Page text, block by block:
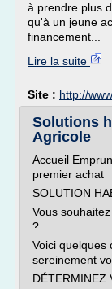
à prendre plus
qu'à un jeune
financement...
Lire la suite
Site : http://
Solutions
Agricole
Accueil
premier achat
SOLUTION
Vous
?
Voici quelques
sereinement
DÉTERMINEZ